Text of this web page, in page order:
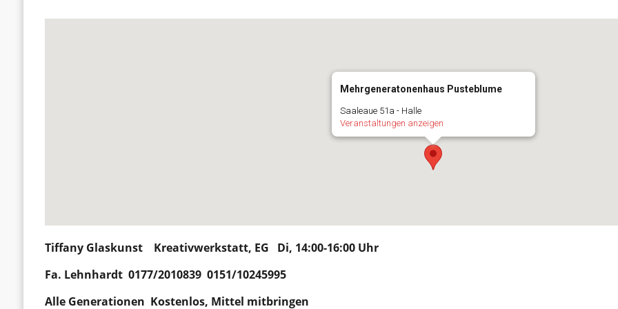
Mehrgeneratonenhaus Pusteblume
Saaleaue 51a - Halle
Veranstaltungen anzeigen
Tiffany Glaskunst
Kreativwerkstatt, EG Di, 14:00-16:00 Uhr
Fa. Lehnhardt 0177/2010839 0151/10245995
Alle Generationen Kostenlos, Mittel mitbringen